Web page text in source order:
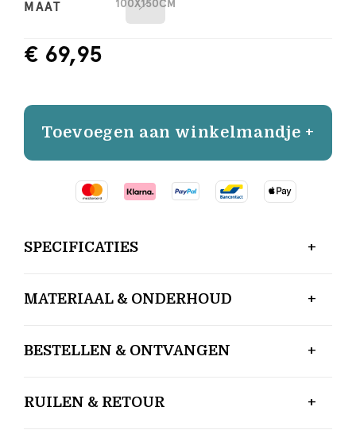
MAAT 100X150CM
€ 69,95
Toevoegen aan winkelmandje +
SPECIFICATIES
MATERIAAL & ONDERHOUD
BESTELLEN & ONTVANGEN
RUILEN & RETOUR